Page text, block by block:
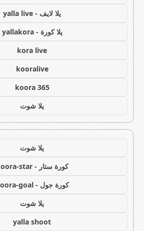
يلا لايف - yalla live
يلا كورة - yallakora
kora live
kooralive
koora 365
يلا شوت
يلا شوت
كورة ستار - koora-star
كورة جول - koora-goal
يلا شوت
yalla shoot